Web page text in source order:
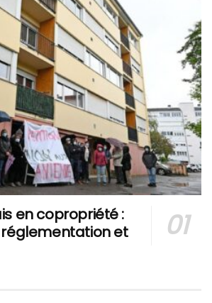
en copropriété :
et